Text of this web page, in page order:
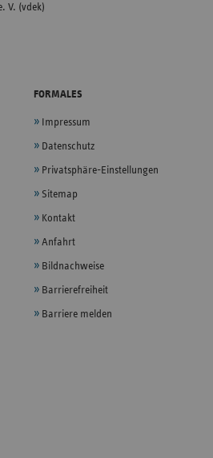
V. (vdek)
FORMALES
Impressum
Datenschutz
Privatsphäre-Einstellungen
Sitemap
Kontakt
Anfahrt
Bildnachweise
Barrierefreiheit
Barriere melden